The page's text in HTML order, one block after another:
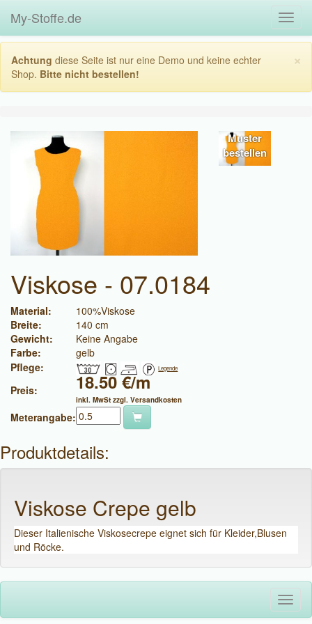
My-Stoffe.de
×
Achtung diese Seite ist nur eine Demo und keine echter
Shop. Bitte nicht bestellen!
Muster
bestellen
Viskose - 07.0184
Material:
100%Viskose
Breite:
140 cm
Gewicht:
Keine Angabe
Farbe:
gelb
Pflege:
Legende
Preis: 18.50 €/m
inkl. MwSt zzgl. Versandkosten
Meterangabe:
Produktdetails:
Viskose Crepe gelb
Dieser Italienische Viskosecrepe eignet sich für Kleider,Blusen
und Röcke.